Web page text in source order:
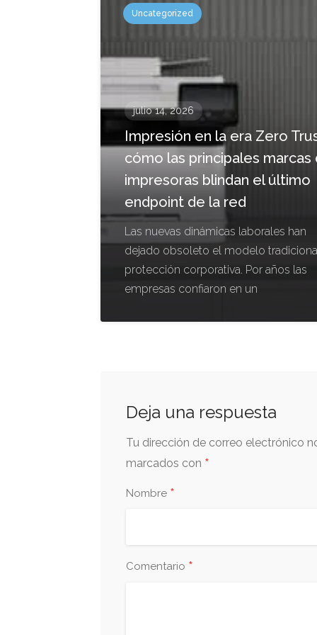
Uncategorized
julio 14, 2026
Impresión en la era Zero
cómo las principales marcas
impresoras blindan el último
endpoint de la red
Las nuevas dinámicas laborales han
dejado obsoleto el modelo
protección corporativa. Por años las
empresas confiaron en un
Deja una respuesta
Tu dirección de correo electrónico
marcados con *
Nombre *
Comentario *